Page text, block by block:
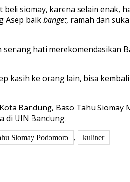
beli siomay, karena selain enak,
Asep baikbanget, ramah dan
hati merekomendasikan
kasih ke orang lain, bisa
Bandung, Baso Tahu
di UIN Bandung.
Siomay Podomoro ,
kuliner